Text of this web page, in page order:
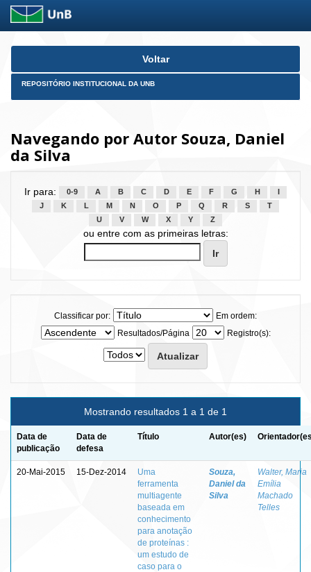
Skip
Voltar
REPOSITÓRIO INSTITUCIONAL DA UNB
Navegando por Autor Souza, Daniel
da Silva
Ir para: 0-9 A B C D E F G H
J
K L M N O P Q R S
T
U
V W X Y Z
ou entre com as primeiras letras:
Classificar por:
Em ordem:
Resultados/Página
Registro(s):
Mostrando resultados 1 a 1 de 1
Data de
publicação
Data de
defesa
Título Autor(es)
20-Mai-2015 15-Dez-2014
Uma
ferramenta
multiagente
baseada em
conhecimento
para anotação
de proteínas :
um estudo de
caso para o
Souza,
Daniel da
Silva
Walter, Maria
Emília
Machado
Telles